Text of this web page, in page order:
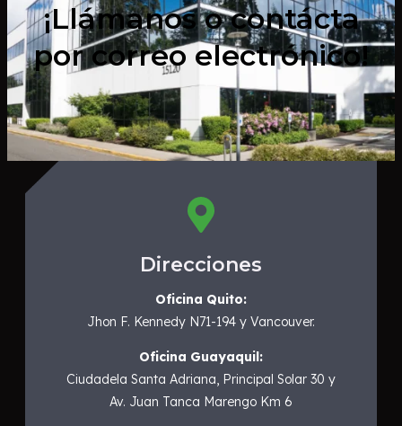
¡Llámanos o contácta
por correo electrónico!
Direcciones
Oficina Quito:
Jhon F. Kennedy N71-194 y Vancouver.
Oficina Guayaquil:
Ciudadela Santa Adriana, Principal Solar 30 y
Av. Juan Tanca Marengo Km 6